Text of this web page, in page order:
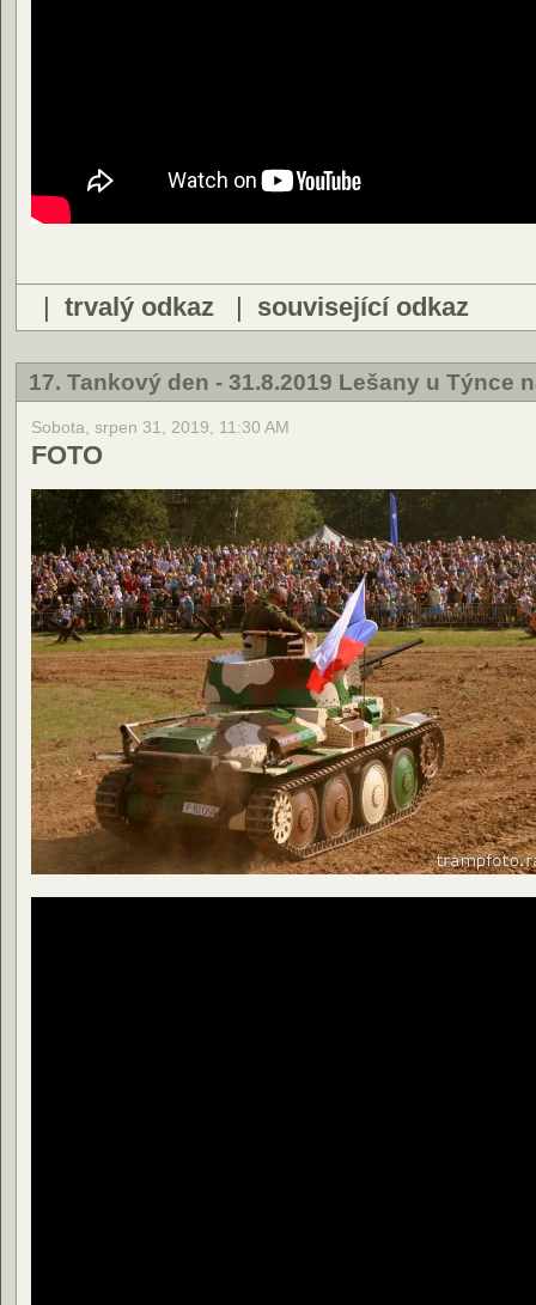
| trvalý odkaz | související odkaz
17. Tankový den - 31.8.2019 Lešany u Týnce
Sobota, srpen 31, 2019, 11:30 AM
FOTO